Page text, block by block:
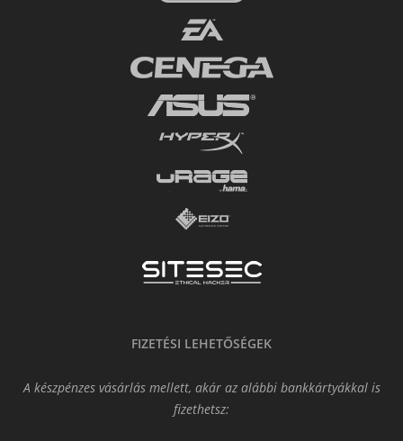
FIZETÉSI LEHETŐSÉGEK
A készpénzes vásárlás mellett, akár az alábbi bankkártyákkal is
fizethetsz: